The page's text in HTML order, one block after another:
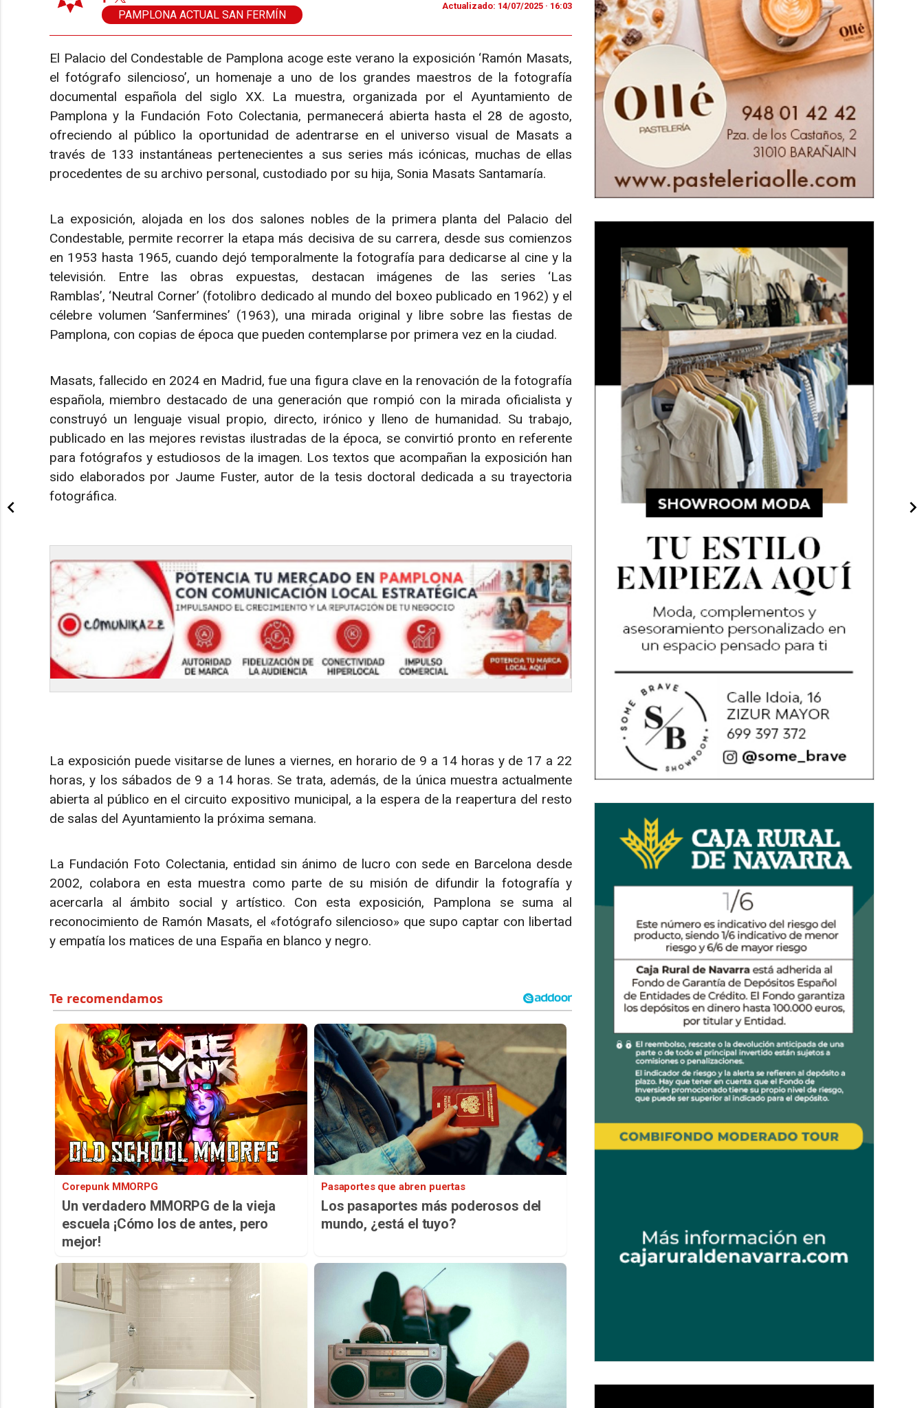
PAMPLONA ACTUAL SAN FERMÍN
Actualizado: 14/07/2025 · 16:03
El Palacio del Condestable de Pamplona acoge este verano la exposición ‘Ramón Masats,
el fotógrafo silencioso’, un homenaje a uno de los grandes maestros de la fotografía
documental española del siglo XX. La muestra, organizada por el Ayuntamiento de
Pamplona y la Fundación Foto Colectania, permanecerá abierta hasta el 28 de agosto,
ofreciendo al público la oportunidad de adentrarse en el universo visual de Masats a
través de 133 instantáneas pertenecientes a sus series más icónicas, muchas de ellas
procedentes de su archivo personal, custodiado por su hija, Sonia Masats Santamaría.
La exposición, alojada en los dos salones nobles de la primera planta del Palacio del
Condestable, permite recorrer la etapa más decisiva de su carrera, desde sus comienzos
en 1953 hasta 1965, cuando dejó temporalmente la fotografía para dedicarse al cine y la
televisión. Entre las obras expuestas, destacan imágenes de las series ‘Las
Ramblas’, ‘Neutral Corner’ (fotolibro dedicado al mundo del boxeo publicado en 1962) y el
célebre volumen ‘Sanfermines’ (1963), una mirada original y libre sobre las fiestas de
Pamplona, con copias de época que pueden contemplarse por primera vez en la ciudad.
Masats, fallecido en 2024 en Madrid, fue una figura clave en la renovación de la fotografía
española, miembro destacado de una generación que rompió con la mirada oficialista y
construyó un lenguaje visual propio, directo, irónico y lleno de humanidad. Su trabajo,
publicado en las mejores revistas ilustradas de la época, se convirtió pronto en referente
para fotógrafos y estudiosos de la imagen. Los textos que acompañan la exposición han
sido elaborados por Jaume Fuster, autor de la tesis doctoral dedicada a su trayectoria
fotográfica.
La exposición puede visitarse de lunes a viernes, en horario de 9 a 14 horas y de 17 a 22
horas, y los sábados de 9 a 14 horas. Se trata, además, de la única muestra actualmente
abierta al público en el circuito expositivo municipal, a la espera de la reapertura del resto
de salas del Ayuntamiento la próxima semana.
La Fundación Foto Colectania, entidad sin ánimo de lucro con sede en Barcelona desde
2002, colabora en esta muestra como parte de su misión de difundir la fotografía y
acercarla al ámbito social y artístico. Con esta exposición, Pamplona se suma al
reconocimiento de Ramón Masats, el «fotógrafo silencioso» que supo captar con libertad
y empatía los matices de una España en blanco y negro.
Corepunk MMORPG
Un verdadero MMORPG de la vieja
escuela ¡Cómo los de antes, pero
mejor!
Pasaportes que abren puertas
Los pasaportes más poderosos del
mundo, ¿está el tuyo?